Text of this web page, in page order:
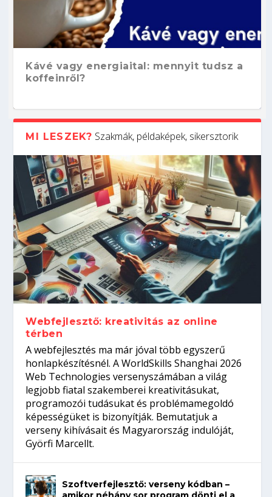
Kávé vagy energiaital: mennyit tudsz a
koffeinről?
Hogyan készíts ATS-barát önéletrajzot?
Így növelheted az esélyedet az
állásinterjúra...
Kitalálod, mire használják ezeket a
gépeket?
Nem sikerült az egyetemi felvételi?
Tanulj szakmát!
Szoftverfejlesztő: verseny kódban –
amikor néhány sor program dönti el a
világversenyt...
MI LESZEK? Szakmák, példaképek, sikersztorik
Webfejlesztő: kreativitás az online
térben
A webfejlesztés ma már jóval több egyszerű
honlapkészítésnél. A WorldSkills Shanghai 2026
Web Technologies versenyszámában a világ
legjobb fiatal szakemberei kreativitásukat,
programozói tudásukat és problémamegoldó
képességüket is bizonyítják. Bemutatjuk a
verseny kihívásait és Magyarország indulóját,
Györfi Marcellt.
Szoftverfejlesztő: verseny kódban –